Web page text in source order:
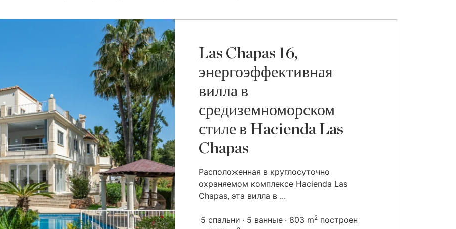
Las Chapas 16,
энергоэффективная
вилла в
средиземноморском
стиле в Hacienda Las
Chapas
Расположенная в круглосуточно
охраняемом комплексе Hacienda Las
Chapas, эта вилла в ...
5 спальни 5 ванные 803 m2 построен